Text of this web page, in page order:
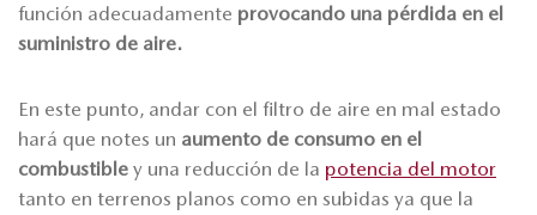
función adecuadamente provocando una pérdida en el
suministro de aire.
En este punto, andar con el filtro de aire en mal estado
hará que notes un aumento de consumo en el
combustible y una reducción de la potencia del motor
tanto en terrenos planos como en subidas ya que la